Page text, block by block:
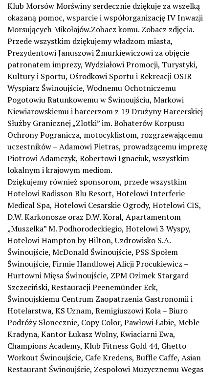
Klub Morsów Morświny serdecznie dziękuje za wszelką
okazaną pomoc, wsparcie i współorganizację IV Inwazji
Morsujących Mikołajów.Zobacz komu. Zobacz zdjęcia.
Przede wszystkim dziękujemy władzom miasta,
Prezydentowi Januszowi Żmurkiewiczowi za objęcie
patronatem imprezy, Wydziałowi Promocji, Turystyki,
Kultury i Sportu, Ośrodkowi Sportu i Rekreacji OSIR
Wyspiarz Świnoujście, Wodnemu Ochotniczemu
Pogotowiu Ratunkowemu w Świnoujściu, Markowi
Niewiarowskiemu i harcerzom z 19 Drużyny Harcerskiej
Służby Granicznej „Zlotki” im. Bohaterów Korpusu
Ochrony Pogranicza, motocyklistom, rozgrzewającemu
uczestników – Adamowi Pietras, prowadzącemu imprezę
Piotrowi Adamczyk, Robertowi Ignaciuk, wszystkim
lokalnym i krajowym mediom.
Dziękujemy również sponsorom, przede wszystkim
Hotelowi Radisson Blu Resort, Hotelowi Interferie
Medical Spa, Hotelowi Cesarskie Ogrody, Hotelowi CIS,
D.W. Karkonosze oraz D.W. Koral, Apartamentom
„Muszelka” M. Podhorodeckiegio, Hotelowi 3 Wyspy,
Hotelowi Hampton by Hilton, Uzdrowisko S.A.
Świnoujście, McDonald Świnoujście, PSS Społem
Świnoujście, Firmie Handlowej Alicji Procukiewicz –
Hurtowni Mięsa Świnoujście, ZPM Ozimek Stargard
Szczeciński, Restauracji Peenemünder Eck,
Świnoujskiemu Centrum Zaopatrzenia Gastronomii i
Hotelarstwa, KS Uznam, Remigiuszowi Kola – Biuro
Podróży Słonecznie, Copy Color, Pawłowi Łabie, Meble
Kradyna, Kantor Łukasz Wolny, Kwiaciarni Ewa,
Champions Academy, Klub Fitness Gold 44, Ghetto
Workout Świnoujście, Cafe Kredens, Buffle Caffe, Asian
Restaurant Świnoujście, Zespołowi Muzycznemu Wegas